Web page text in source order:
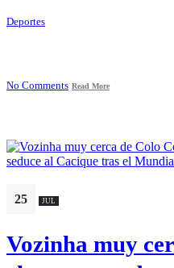
Deportes
No Comments Read More
25 JUL
Vozinha muy